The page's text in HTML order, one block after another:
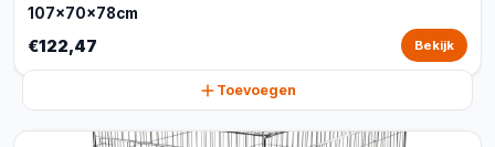
107x70x78cm
€122,47 Bekijk
Toevoegen